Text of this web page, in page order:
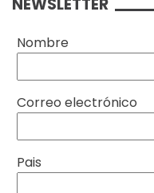
NEWSLETTER
Nombre
Correo electrónico
Pais